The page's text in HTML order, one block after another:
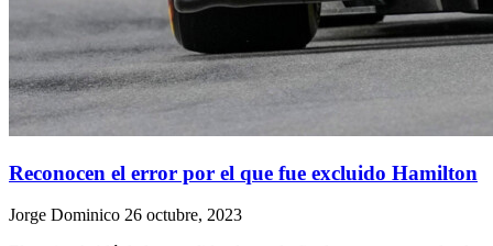
Reconocen el error por el que fue excluido Hamilton
Jorge Dominico 26 octubre, 2023